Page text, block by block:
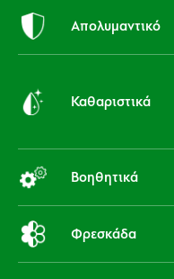
Απολυμαντικό
Καθαριστικά
Βοηθητικά
Φρεσκάδα